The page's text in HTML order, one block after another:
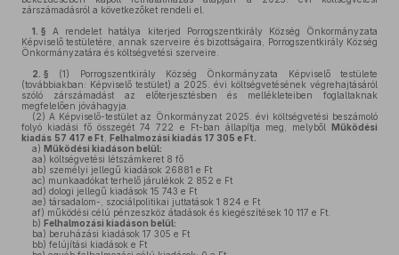
zárszámadásról a következőket rendeli el.
1. § A rendelet hatálya kiterjed Porrogszentkirály Község Önkormányzata
Képviselő testületére, annak szerveire és bizottságaira, Porrogszentkirály Község
Önkormányzatára és költségvetési szerveire.
2. § (1)
Porrogszentkirály Község Önkormányzata Képviselő testülete
(továbbiakban: Képviselő testület) a 2025. évi költségvetésének végrehajtásáról
szóló zárszámadást az előterjesztésben és mellékleteiben foglaltaknak
megfelelően jóváhagyja.
(2) A Képviselő-testület az Önkormányzat 2025. évi költségvetési beszámoló
folyó kiadási fő összegét 74 722 e Ft-ban állapítja meg, melyből Működési
kiadás 57 417 e Ft Felhalmozási kiadás 17 305 e Ft.
a) Működési kiadáson belül:
aa) költségvetési létszámkeret 8 fő
ab) személyi jellegű kiadások 26881 e Ft
ac) munkaadókat terhelő járulékok 2 852 e Ft
ad) dologi jellegű kiadások 15 743 e Ft
ae) társadalom-, szociálpolitikai juttatások 1 824 e Ft
af) működési célú pénzeszköz átadások és kiegészítések 10 117 e Ft.
b) Felhalmozási kiadáson belül:
ba) beruházási kiadások 17 305 e Ft
bb) felújítási kiadások e Ft